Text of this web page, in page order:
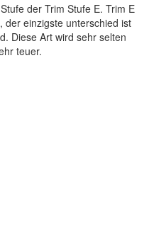
der Trim Stufe E. Trim E
der einzigste unterschied ist
Diese Art wird sehr selten
teuer.